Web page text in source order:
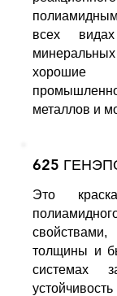
всех
хорошие
металлов и
625
Это
толщины и
системах